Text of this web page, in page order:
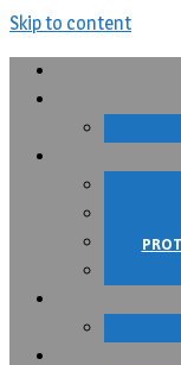
Skip to content